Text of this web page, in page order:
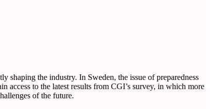
shaping the industry. In Sweden, the issue of preparedness
access to the latest results from CGI’s survey, in which more
of the future.